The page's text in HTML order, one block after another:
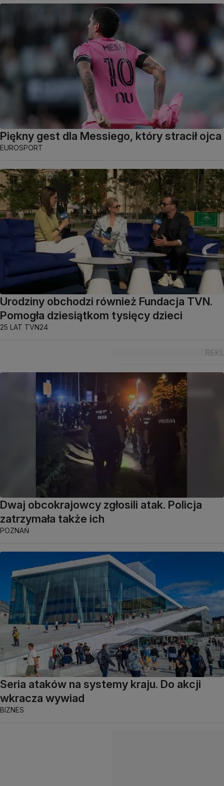
Piękny gest dla Messiego, który stracił ojca
EUROSPORT
Urodziny obchodzi również Fundacja TVN.
Pomogła dziesiątkom tysięcy dzieci
25 LAT TVN24
Dwaj obcokrajowcy zgłosili atak. Policja
zatrzymała także ich
POZNAŃ
Seria ataków na systemy kraju. Do akcji
wkracza wywiad
BIZNES